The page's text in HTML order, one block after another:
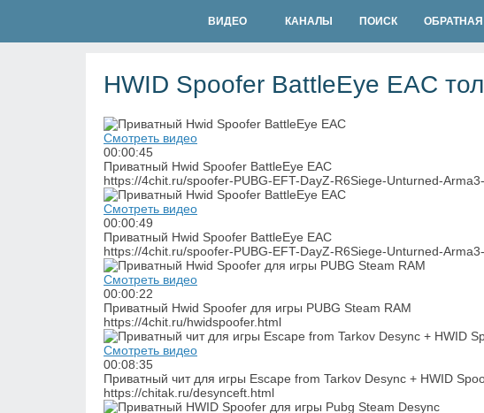
ВИДЕО КАНАЛЫ ПОИСК
HWID Spoofer BattleEye EAC
Смотреть видео
00:00:45
Приватный Hwid Spoofer BattleEye EAC
https://4chit.ru/spoofer-PUBG-EFT-DayZ-R6Siege-Unturned-
Смотреть видео
00:00:49
Приватный Hwid Spoofer BattleEye EAC
https://4chit.ru/spoofer-PUBG-EFT-DayZ-R6Siege-Unturned-
Смотреть видео
00:00:22
Приватный Hwid Spoofer для игры PUBG Steam RAM
https://4chit.ru/hwidspoofer.html
Смотреть видео
00:08:35
Приватный чит для игры Escape from Tarkov Desync + HWID
https://chitak.ru/desynceft.html